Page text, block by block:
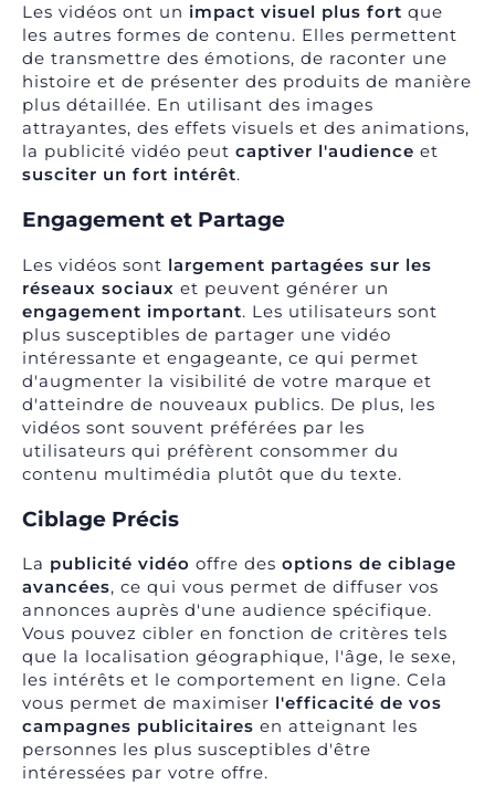
Les vidéos ont un impact visuel plus fort que
les autres formes de contenu. Elles permettent
de transmettre des émotions, de raconter une
histoire et de présenter des produits de manière
plus détaillée. En utilisant des images
attrayantes, des effets visuels et des animations,
la publicité vidéo peut captiver l'audience et
susciter un fort intérêt.
Engagement et Partage
Les vidéos sont largement partagées sur les
réseaux sociaux et peuvent générer un
engagement important. Les utilisateurs sont
plus susceptibles de partager une vidéo
intéressante et engageante, ce qui permet
d'augmenter la visibilité de votre marque et
d'atteindre de nouveaux publics. De plus, les
vidéos sont souvent préférées par les
utilisateurs qui préfèrent consommer du
contenu multimédia plutôt que du texte.
Ciblage Précis
La publicité vidéo offre des options de ciblage
avancées, ce qui vous permet de diffuser vos
annonces auprès d'une audience spécifique.
Vous pouvez cibler en fonction de critères tels
que la localisation géographique, l'âge, le sexe,
les intérêts et le comportement en ligne. Cela
vous permet de maximiser l'efficacité de vos
campagnes publicitaires en atteignant les
personnes les plus susceptibles d'être
intéressées par votre offre.